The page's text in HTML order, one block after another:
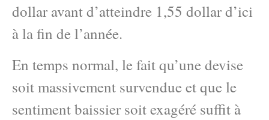
dollar avant d’atteindre 1,55 dollar d’ici
à la fin de l’année.
En temps normal, le fait qu’une devise
soit massivement survendue et que le
sentiment baissier soit exagéré suffit à